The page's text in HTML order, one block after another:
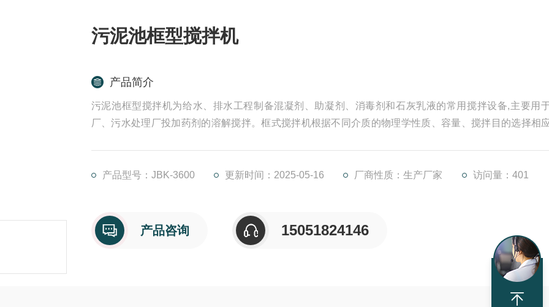
污泥池框型搅拌机
产品简介
污泥池框型搅拌机为给水、排水工程制备混凝剂、助凝剂、消毒剂和石灰乳液的常用搅拌设备,主要用
厂、污水处理厂投加药剂的溶解搅拌。框式搅拌机根据不同介质的物理学性质、容量、搅拌目的选择相
产品型号：JBK-3600 更新时间：2025-05-16 厂商性质：生产厂家 访问量：401
产品咨询 15051824146